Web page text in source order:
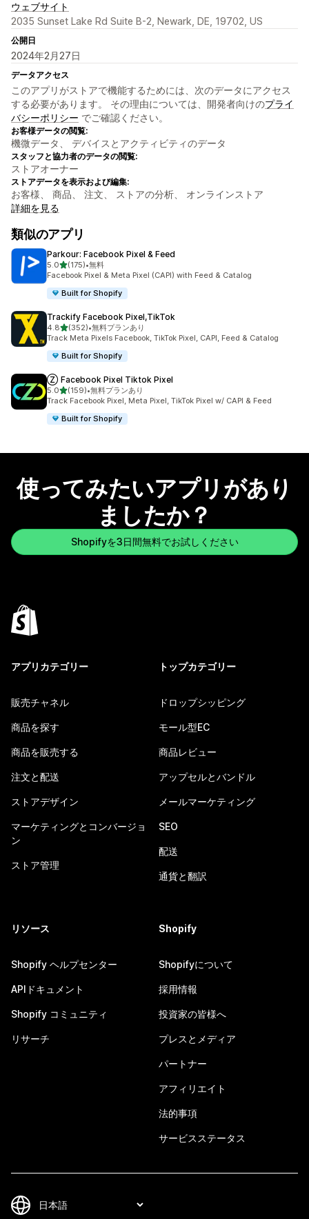
ウェブサイト
2035 Sunset Lake Rd Suite B-2, Newark, DE, 19702, US
公開日
2024年2月27日
データアクセス
このアプリがストアで機能するためには、次のデータにアクセス
する必要があります。 その理由については、開発者向けのプライ
バシーポリシー でご確認ください。
お客様データの閲覧:
機微データ、 デバイスとアクティビティのデータ
スタッフと協力者のデータの閲覧:
ストアオーナー
ストアデータを表示および編集:
お客様、 商品、 注文、 ストアの分析、 オンラインストア
詳細を見る
類似のアプリ
Parkour: Facebook Pixel & Feed
5.05つ星中
(175)
合計レビュー数：175件
•無料
Facebook Pixel & Meta Pixel (CAPI) with Feed & Catalog
Built for Shopify
Trackify Facebook Pixel,TikTok
4.85つ星中
(352)
合計レビュー数：352件
•無料プランあり
Track Meta Pixels Facebook, TikTok Pixel, CAPI, Feed & Catalog
Built for Shopify
Ⓩ Facebook Pixel Tiktok Pixel
5.05つ星中
(159)
合計レビュー数：159件
•無料プランあり
Track Facebook Pixel, Meta Pixel, TikTok Pixel w/ CAPI & Feed
Built for Shopify
使ってみたいアプリがあり
ましたか？
Shopifyを3日間無料でお試しください
アプリカテゴリー
販売チャネル
商品を探す
商品を販売する
注文と配送
ストアデザイン
マーケティングとコンバージョ
ン
ストア管理
トップカテゴリー
ドロップシッピング
モール型EC
商品レビュー
アップセルとバンドル
メールマーケティング
SEO
配送
通貨と翻訳
リソース
Shopify ヘルプセンター
APIドキュメント
Shopify コミュニティ
リサーチ
Shopify
Shopifyについて
採用情報
投資家の皆様へ
プレスとメディア
パートナー
アフィリエイト
法的事項
サービスステータス